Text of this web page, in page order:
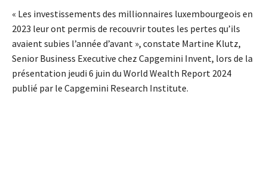
« Les investissements des millionnaires luxembourgeois en
2023 leur ont permis de recouvrir toutes les pertes qu’ils
avaient subies l’année d’avant », constate Martine Klutz,
Senior Business Executive chez Capgemini Invent, lors de la
présentation jeudi 6 juin du World Wealth Report 2024
publié par le Capgemini Research Institute.